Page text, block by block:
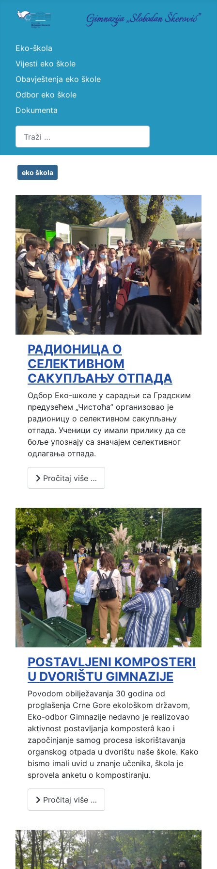
Eko-škola
Vijesti eko škole
Obavještenja eko škole
Odbor eko škole
Dokumenta
Pretraži
eko škola
РАДИОНИЦА О
СЕЛЕКТИВНОМ
САКУПЉАЊУ ОТПАДА
Одбор Еко-школе у сарадњи са Градским
предузећем „Чистоћа” организовао је
радионицу о селективном сакупљању
отпада. Ученици су имали прилику да се
боље упознају са значајем селективног
одлагања отпада.
Pročitaj više …
POSTAVLJENI KOMPOSTERI
U DVORIŠTU GIMNAZIJE
Povodom obilježavanja 30 godina od
proglašenja Crne Gore ekološkom državom,
Eko-odbor Gimnazije nedavno je realizovao
aktivnost postavljanja komposterâ kao i
započinjanje samog procesa iskorištavanja
organskog otpada u dvorištu naše škole. Kako
bismo imali uvid u znanje učenika, škola je
sprovela anketu o kompostiranju.
Pročitaj više …